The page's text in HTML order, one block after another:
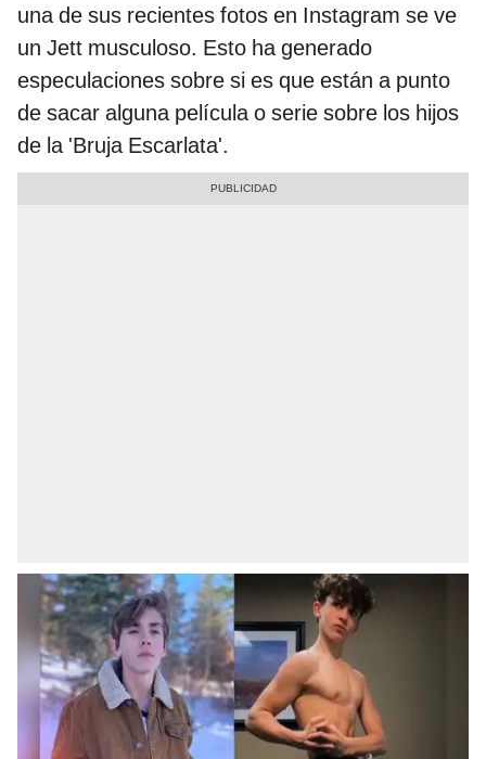
una de sus recientes fotos en Instagram se ve
un Jett musculoso. Esto ha generado
especulaciones sobre si es que están a punto
de sacar alguna película o serie sobre los hijos
de la 'Bruja Escarlata'.